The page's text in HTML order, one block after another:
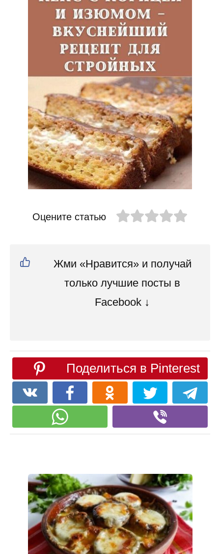
Оцените статью
Жми «Нравится» и получай
только лучшие посты в
Facebook ↓
Поделиться в Pinterest